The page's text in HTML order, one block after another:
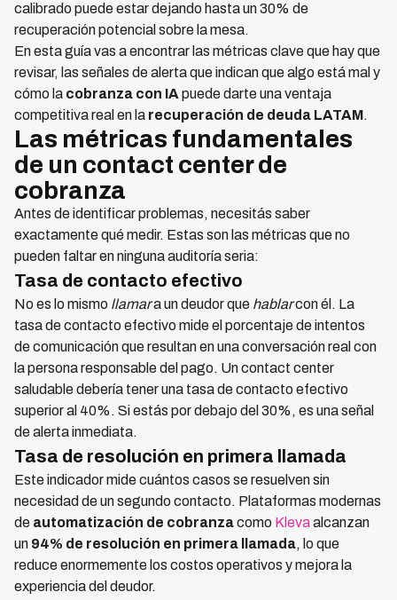
calibrado puede estar dejando hasta un 30% de
recuperación potencial sobre la mesa.
En esta guía vas a encontrar las métricas clave que hay que
revisar, las señales de alerta que indican que algo está mal y
cómo la cobranza con IA puede darte una ventaja
competitiva real en la recuperación de deuda LATAM.
Las métricas fundamentales
de un contact center de
cobranza
Antes de identificar problemas, necesitás saber
exactamente qué medir. Estas son las métricas que no
pueden faltar en ninguna auditoría seria:
Tasa de contacto efectivo
No es lo mismo llamara un deudor que hablarcon él. La
tasa de contacto efectivo mide el porcentaje de intentos
de comunicación que resultan en una conversación real con
la persona responsable del pago. Un contact center
saludable debería tener una tasa de contacto efectivo
superior al 40%. Si estás por debajo del 30%, es una señal
de alerta inmediata.
Tasa de resolución en primera llamada
Este indicador mide cuántos casos se resuelven sin
necesidad de un segundo contacto. Plataformas modernas
de automatización de cobranzacomo Klevaalcanzan
un 94% de resolución en primera llamada, lo que
reduce enormemente los costos operativos y mejora la
experiencia del deudor.